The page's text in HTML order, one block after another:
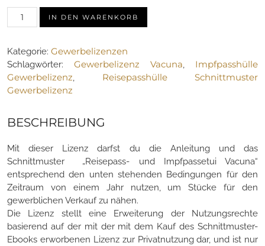
Lizenzerweiterung
Gewerbe
Reisepass-
und
Impfpassetui
Vacuna
IN DEN WARENKORB
Kategorie: Gewerbelizenzen
Schlagwörter: Gewerbelizenz Vacuna, Impfpasshülle
Gewerbelizenz, Reisepasshülle Schnittmuster
Gewerbelizenz
BESCHREIBUNG
Mit dieser Lizenz darfst du die Anleitung und das
Schnittmuster „Reisepass- und Impfpassetui Vacuna“
entsprechend den unten stehenden Bedingungen für den
Zeitraum von einem Jahr nutzen, um Stücke für den
gewerblichen Verkauf zu nähen.
Die Lizenz stellt eine Erweiterung der Nutzungsrechte
basierend auf der mit der mit dem Kauf des Schnittmuster-
Ebooks erworbenen Lizenz zur Privatnutzung dar, und ist nur